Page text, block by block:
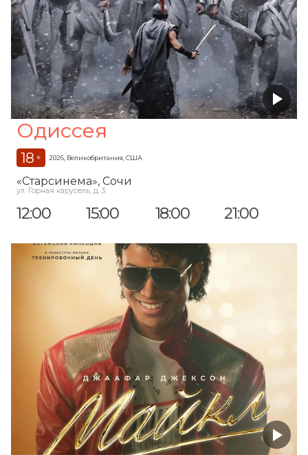
Одиссея
18 + 2026, Великобритания, США
«Старсинема», Сочи
ул. Горная карусель, д. 3
12:00 15:00 18:00 21:00